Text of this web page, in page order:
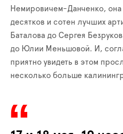
Немировичем-Данченко, она
десятков и сотен лучших
Баталова до Сергея
до Юлии Меньшовой. И,
приятно увидеть в этом
несколько больше